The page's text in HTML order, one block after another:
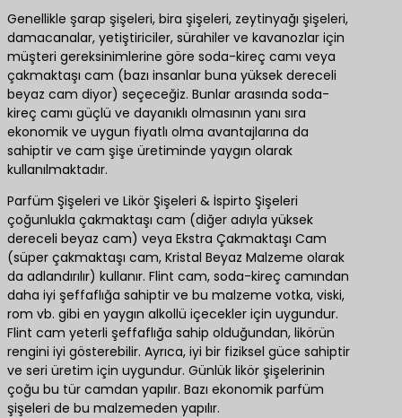
Genellikle şarap şişeleri, bira şişeleri, zeytinyağı şişeleri,
damacanalar, yetiştiriciler, sürahiler ve kavanozlar için
müşteri gereksinimlerine göre soda-kireç camı veya
çakmaktaşı cam (bazı insanlar buna yüksek dereceli
beyaz cam diyor) seçeceğiz. Bunlar arasında soda-
kireç camı güçlü ve dayanıklı olmasının yanı sıra
ekonomik ve uygun fiyatlı olma avantajlarına da
sahiptir ve cam şişe üretiminde yaygın olarak
kullanılmaktadır.
Parfüm Şişeleri ve Likör Şişeleri & İspirto Şişeleri
çoğunlukla çakmaktaşı cam (diğer adıyla yüksek
dereceli beyaz cam) veya Ekstra Çakmaktaşı Cam
(süper çakmaktaşı cam, Kristal Beyaz Malzeme olarak
da adlandırılır) kullanır. Flint cam, soda-kireç camından
daha iyi şeffaflığa sahiptir ve bu malzeme votka, viski,
rom vb. gibi en yaygın alkollü içecekler için uygundur.
Flint cam yeterli şeffaflığa sahip olduğundan, likörün
rengini iyi gösterebilir. Ayrıca, iyi bir fiziksel güce sahiptir
ve seri üretim için uygundur. Günlük likör şişelerinin
çoğu bu tür camdan yapılır. Bazı ekonomik parfüm
şişeleri de bu malzemeden yapılır.